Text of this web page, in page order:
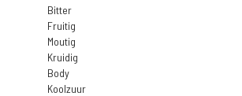
Bitter
Fruitig
Moutig
Kruidig
Body
Koolzuur